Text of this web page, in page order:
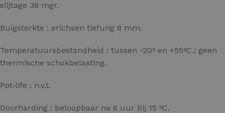
slijtage 38 mgr.
Buigsterkte : erichsen tiefung 8 mm.
Temperatuursbestandheid : tussen -20º en +55ºC.; geen
thermische schokbelasting.
Pot‑life : n.v.t.
Doorharding : beloopbaar na 6 uur bij 15 ºC.